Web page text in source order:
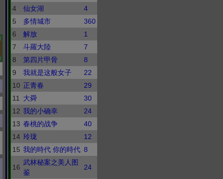
4
仙女湖
4
5
多情城市
360
6
解放
1
7
斗羅大陸
7
8
第四片甲骨
8
9
我就是这般女子
22
10 正青春
29
11
大舜
30
12 我的小确幸
24
13 春桃的战争
40
14 玲珑
12
15 我的時代 你的時代 8
16
武林秘案之美人图
鉴
24